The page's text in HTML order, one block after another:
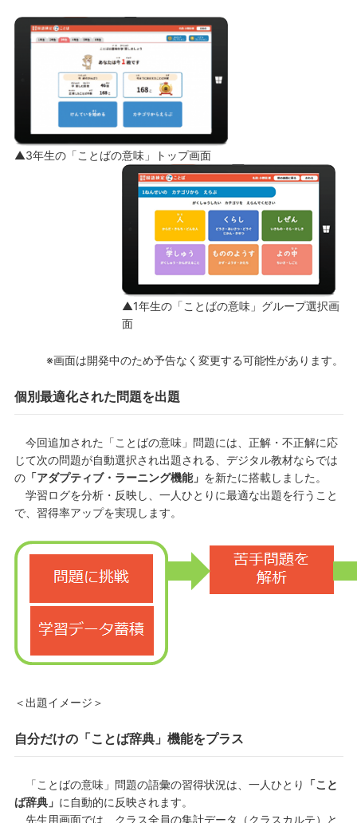
▲3年生の「ことばの意味」トップ画面
▲1年生の「ことばの意味」グループ選択画
面
※画面は開発中のため予告なく変更する可能性があります。
個別最適化された問題を出題
今回追加された「ことばの意味」問題には、正解・不正解に応
じて次の問題が自動選択され出題される、デジタル教材ならでは
の「アダプティブ・ラーニング機能」 を新たに搭載しました。
学習ログを分析・反映し、一人ひとりに最適な出題を行うこと
で、習得率アップを実現します。
＜出題イメージ＞
自分だけの「ことば辞典」機能をプラス
「ことばの意味」問題の語彙の習得状況は、一人ひとり
「こと
ば辞典」 に自動的に反映されます。
先生用画面では、クラス全員の集計データ（クラスカルテ）と